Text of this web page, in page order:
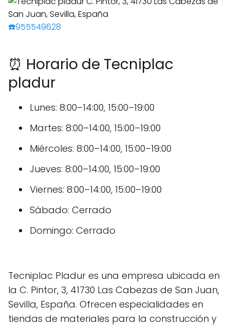
☎️955549628
⏰ Horario de Tecniplac
pladur
Lunes: 8:00–14:00, 15:00–19:00
Martes: 8:00–14:00, 15:00–19:00
Miércoles: 8:00–14:00, 15:00–19:00
Jueves: 8:00–14:00, 15:00–19:00
Viernes: 8:00–14:00, 15:00–19:00
Sábado: Cerrado
Domingo: Cerrado
Tecniplac Pladur es una empresa ubicada en
la C. Pintor, 3, 41730 Las Cabezas de San Juan,
Sevilla, España. Ofrecen especialidades en
tiendas de materiales para la construcción y